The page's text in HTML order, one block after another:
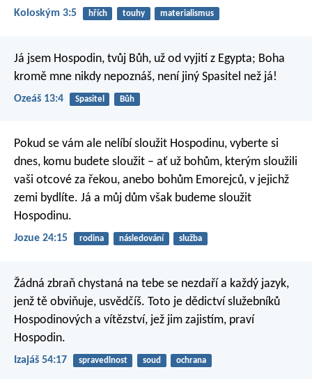
Koloským 3:5 hřích touhy materialismus
Já jsem Hospodin, tvůj Bůh, už od vyjití z Egypta; Boha
kromě mne nikdy nepoznáš, není jiný Spasitel než já!
Ozeáš 13:4 Spasitel Bůh
Pokud se vám ale nelíbí sloužit Hospodinu, vyberte si
dnes, komu budete sloužit – ať už bohům, kterým sloužili
vaši otcové za řekou, anebo bohům Emorejců, v jejichž
zemi bydlíte. Já a můj dům však budeme sloužit
Hospodinu.
Jozue 24:15 rodina následování služba
Žádná zbraň chystaná na tebe se nezdaří a každý jazyk,
jenž tě obviňuje, usvědčíš. Toto je dědictví služebníků
Hospodinových a vítězství, jež jim zajistím, praví
Hospodin.
Izajáš 54:17 spravedlnost soud ochrana